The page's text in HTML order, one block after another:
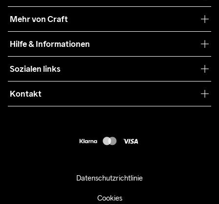
Nachhaltigkeit
Mehr von Craft
Teamwear
Zusammenarbeit
Press
Hilfe & Informationen
Retouren
Kundendienst
Sozialen links
Kontakt
Datenschutzrichtlinie
Cookies